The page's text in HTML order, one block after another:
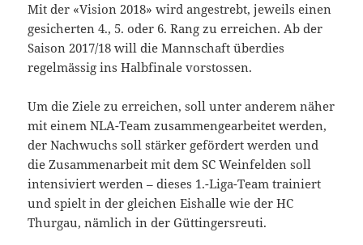
Mit der «Vision 2018» wird angestrebt, jeweils einen
gesicherten 4., 5. oder 6. Rang zu erreichen. Ab der
Saison 2017/18 will die Mannschaft überdies
regelmässig ins Halbfinale vorstossen.
Um die Ziele zu erreichen, soll unter anderem näher
mit einem NLA-Team zusammengearbeitet werden,
der Nachwuchs soll stärker gefördert werden und
die Zusammenarbeit mit dem SC Weinfelden soll
intensiviert werden – dieses 1.-Liga-Team trainiert
und spielt in der gleichen Eishalle wie der HC
Thurgau, nämlich in der Güttingersreuti.